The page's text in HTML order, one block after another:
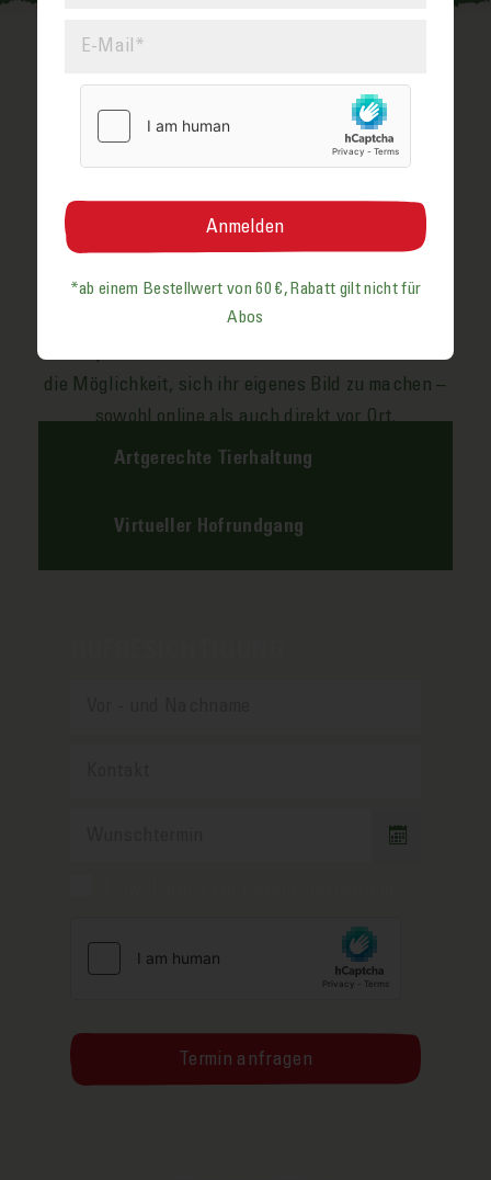
ÜBERZEUGEN SIE SICH
SELBST!
unsere Sonnen­eier so gut sind und weit mehr als
ein Dutzend Zertifikate an­führen, die das be­
stätigen. Doch nach unserer Auf­fassung ge­winnt
man Ver­trauen immer noch am Besten durch
die Möglich­keit, sich ihr eigenes Bild zu machen –
sowohl online als auch direkt vor Ort.
Artgerechte Tierhaltung
Virtueller Hofrundgang
*ab einem Bestell­wert von 60 €, Rabatt gilt nicht für
Abos